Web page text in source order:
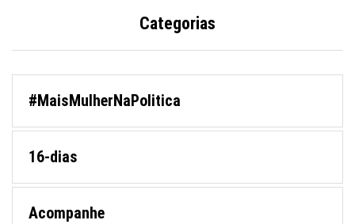
Categorias
#MaisMulherNaPolitica
16-dias
Acompanhe